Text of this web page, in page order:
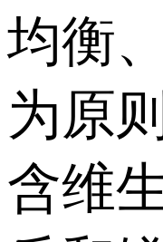
均衡
为原
含维